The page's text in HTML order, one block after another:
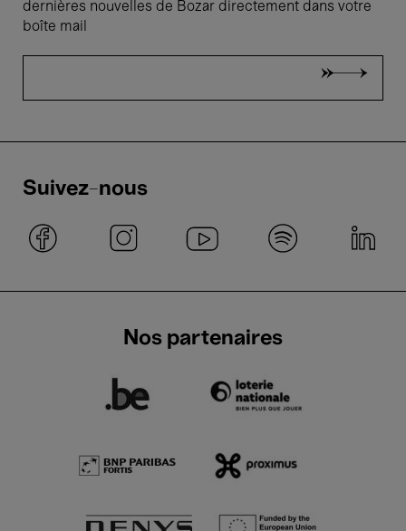
dernières nouvelles de Bozar directement dans votre
boîte mail
Suivez-nous
Nos partenaires